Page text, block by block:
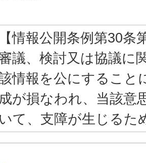
【情報公開条例第30条
議、検討又は協議に
情報を公にすること
成が損なわれ、当該意
いて、支障が生じるた